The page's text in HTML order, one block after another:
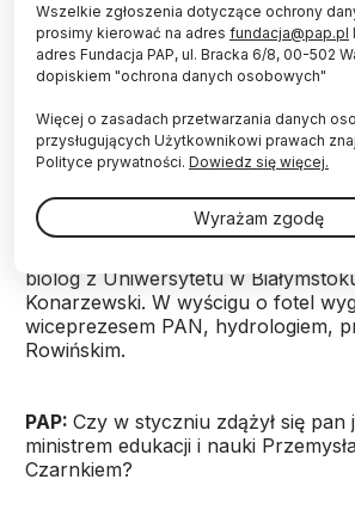
Przy bardzo szczupłych
są one w stanie poradzić sobie ze
podwyżką cen mediów -
Polskiej Akademii Nauk prof.
Jeśli nie uzyskają dodatkowego
zmuszone będą do wyłączania
zaalarmował.
W październiku Zgromadzenie
biolog z Uniwersytetu w
Konarzewski. W wyścigu o fotel
wiceprezesem PAN, hydrologiem,
Rowińskim.
PAP: Czy w styczniu zdążył się pan
ministrem edukacji i nauki
Czarnkiem?
Wszelkie zgłoszenia dotyczące ochrony
prosimy kierować na adres fundacja@pap.pl
adres Fundacja PAP, ul. Bracka 6/8, 00-502
dopiskiem "ochrona danych osobowych"
Więcej o zasadach przetwarzania danych
przysługujących Użytkownikowi prawach
Polityce prywatności. Dowiedz się więcej.
Wyrażam zgodę